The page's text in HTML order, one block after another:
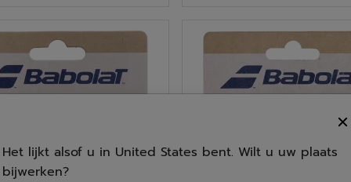
sterren.
beoordelingen
Het lijkt alsof u in United States bent. Wilt u uw plaats
bijwerken?